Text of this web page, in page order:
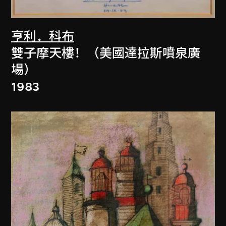
亨利．科布
雙子摩天樓！（美國達拉斯噴泉廣
場）
1983